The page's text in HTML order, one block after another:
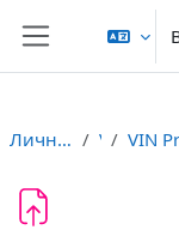
Перейти к
Боковая
Личный кабинет VIN